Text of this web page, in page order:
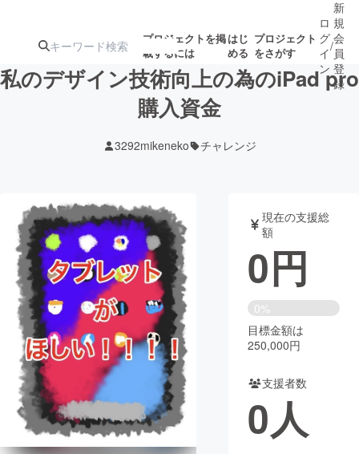
プロジェクトを掲
載するには
はじ
める
プロジェクト
をさがす
ジェクト
ロジェクト
アート・写真 音楽
テクノロジー・ガジェット ゲーム・サ
映像・映画 書籍・雑誌
ビジネス・起業 チャレンジ
まちづくり・地域活性化
CAMPFIRE for Social Good
CAMPFIRE Creation
ロ
グ
イ
ン
/
新
規
会
員
登
録
私のデザイン技術向上の為のiPad pro
購入資金
3292mikeneko チャレンジ
現在の支援総
額
0円
0%
目標金額は
250,000円
支援者数
0人